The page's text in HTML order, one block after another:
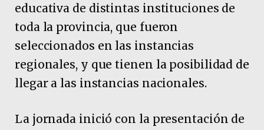
educativa de distintas instituciones de
toda la provincia, que fueron
seleccionados en las instancias
regionales, y que tienen la posibilidad de
llegar a las instancias nacionales.
La jornada inició con la presentación de